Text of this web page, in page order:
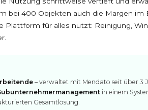
bei 400 Objekten auch die Margen im
Plattform für alles nutzt: Reinigung,
– verwaltet mit Mendato seit über 3
in einem
Gesamtlösung.